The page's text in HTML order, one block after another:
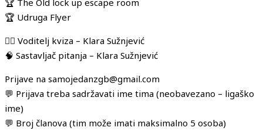
🏆 The Old lock up escape room
🏆 Udruga Flyer
🧛‍♂️ Voditelj kviza – Klara Sužnjević
🧠 Sastavljač pitanja – Klara Sužnjević
Prijave na samojedanzgb@gmail.com
💬 Prijava treba sadržavati ime tima (neobavezano – ligaško
ime)
💬 Broj članova (tim može imati maksimalno 5 osoba)